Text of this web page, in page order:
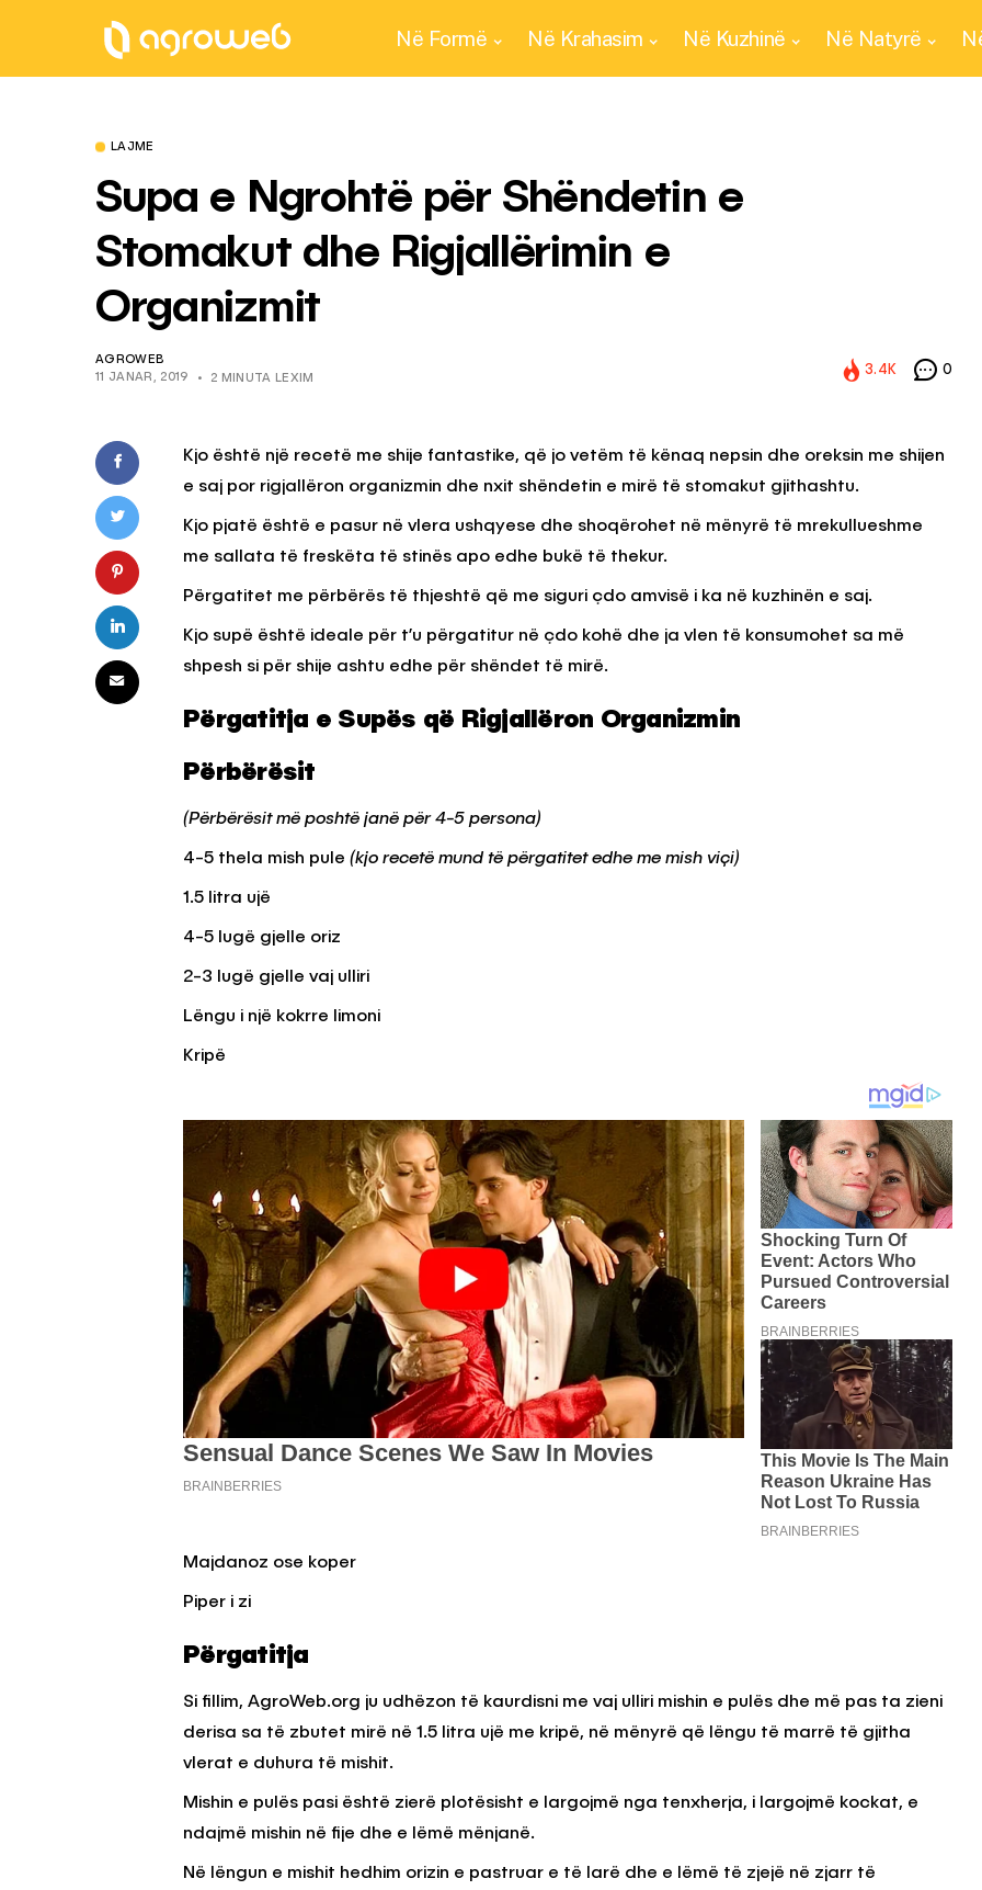
Në Formë Në Krahasim Në Kuzhinë Në Natyrë
LAJME
Supa e Ngrohtë për Shëndetin e
Stomakut dhe Rigjallërimin e
Organizmit
AGROWEB
11 JANAR, 2019
2 MINUTA LEXIM
3.4K 0
Kjo është një recetë me shije fantastike, që jo vetëm të kënaq nepsin dhe oreksin me shijen
e saj por rigjallëron organizmin dhe nxit shëndetin e mirë të stomakut gjithashtu.
Kjo pjatë është e pasur në vlera ushqyese dhe shoqërohet në mënyrë të mrekullueshme
me sallata të freskëta të stinës apo edhe bukë të thekur.
Përgatitet me përbërës të thjeshtë që me siguri çdo amvisë i ka në kuzhinën e saj.
Kjo supë është ideale për t’u përgatitur në çdo kohë dhe ja vlen të konsumohet sa më
shpesh si për shije ashtu edhe për shëndet të mirë.
Përgatitja e Supës që Rigjallëron Organizmin
Përbërësit
(Përbërësit më poshtë janë për 4-5 persona)
4-5 thela mish pule (kjo recetë mund të përgatitet edhe me mish viçi)
1.5 litra ujë
4-5 lugë gjelle oriz
2-3 lugë gjelle vaj ulliri
Lëngu i një kokrre limoni
Kripë
Majdanoz ose koper
Piper i zi
Përgatitja
Si fillim, AgroWeb.org ju udhëzon të kaurdisni me vaj ulliri mishin e pulës dhe më pas ta zieni
derisa sa të zbutet mirë në 1.5 litra ujë me kripë, në mënyrë që lëngu të marrë të gjitha
vlerat e duhura të mishit.
Mishin e pulës pasi është zierë plotësisht e largojmë nga tenxherja, i largojmë kockat, e
ndajmë mishin në fije dhe e lëmë mënjanë.
Në lëngun e mishit hedhim orizin e pastruar e të larë dhe e lëmë të zjejë në zjarr të
Letrën e Aluminit për Ruajtjen
e Ushqimeve
AGROWEB 7 QERSHOR, 2025
Rreziqet dhe Problemet që
Vijnë Nga Akulloret e
Vjetëruara
AGROWEB 10 QERSHOR, 2025